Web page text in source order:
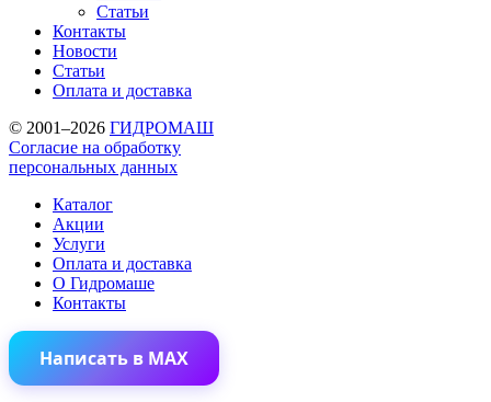
Статьи
Контакты
Новости
Статьи
Оплата и доставка
© 2001–2026 ГИДРОМАШ
Согласие на обработку
персональных данных
Каталог
Акции
Услуги
Оплата и доставка
О Гидромаше
Контакты
Написать в MAX